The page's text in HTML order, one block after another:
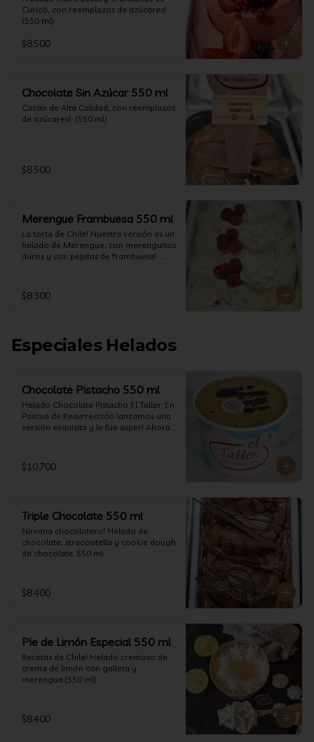
Curicó, con reemplazos de azúcares!
(550 ml)
$8.500
Chocolate Sin Azúcar 550 ml
Cacao de Alta Calidad, con reemplazos
de azúcares!  (550 ml)
$8.500
Merengue Frambuesa 550 ml
La torta de Chile! Nuestra versión es un
helado de Merengue, con merenguitos
duros y con pepitas de frambuesa!
$8.300
Especiales Helados
Chocolate Pistacho 550 ml
Helado Chocolate Pistacho El Taller: En
Pascua de Resurrección lanzamos una
versión exquisita y le fue super! Ahora
calidad, al centro una bomba de
chocolate blanco relleno de crema de
$10.700
Triple Chocolate 550 ml
Nirvana chocolatero! Helado de
chocolate, stracciatella y cookie dough
de chocolate. 550 ml
$8.400
Pie de Limón Especial 550 ml
Recetas de Chile! Helado cremoso de
crema de limón con galleta y
merengue.(550 ml)
$8.400